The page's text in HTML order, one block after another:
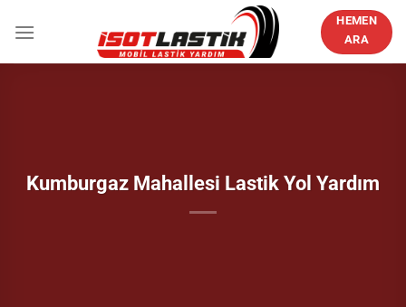
atla
HEMEN
ARA
Kumburgaz Mahallesi Lastik Yol Yardım